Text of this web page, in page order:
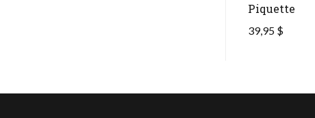
Piquette
39,95 $